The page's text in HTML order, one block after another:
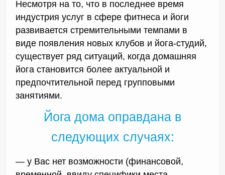
Йога для начинающих
Триггерные точки
Контакты
Несмотря на то, что в последнее время
индустрия услуг в сфере фитнеса и йоги
развивается стремительными темпами в
виде появления новых клубов и йога-студий,
существует ряд ситуаций, когда домашняя
йога становится более актуальной и
предпочтительной перед групповыми
занятиями.
Йога дома оправдана в
следующих случаях:
— у Вас нет возможности (финансовой,